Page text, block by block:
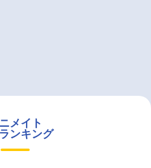
メイト
ンキング